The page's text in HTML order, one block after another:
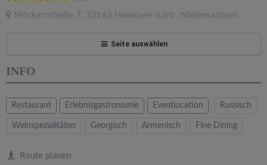
Möckernstraße 7, 30163 Hannover (List) , Niedersachsen
Seite auswählen
INFO
Restaurant Erlebnisgastronomie Eventlocation Russisch
Weinspezialitäten Georgisch Armenisch Fine Dining
Route planen
e
a
v
i